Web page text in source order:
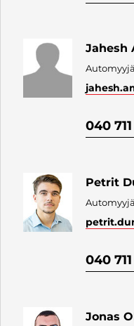
Jahesh
Automyyjä
040
Petrit
Automyyjä
040
Jonas